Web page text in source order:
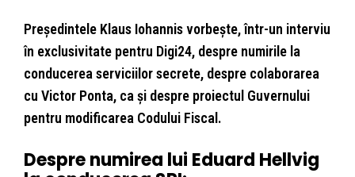
Președintele Klaus Iohannis vorbește, într-un interviu
în exclusivitate pentru Digi24, despre numirile la
conducerea serviciilor secrete, despre colaborarea
cu Victor Ponta, ca și despre proiectul Guvernului
pentru modificarea Codului Fiscal.
Despre numirea lui Eduard Hellvig